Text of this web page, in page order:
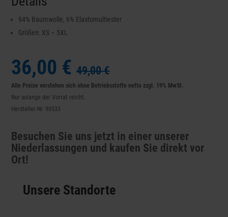
94% Baumwolle, 6% Elastomultiester
Größen: XS – 5XL
36,00 € 49,00 €
Alle Preise verstehen sich ohne Betriebsstoffe netto zzgl. 19% MwSt.
Nur solange der Vorrat reicht.
Hersteller-Nr. 90533
Besuchen Sie uns jetzt in einer unserer
Niederlassungen und kaufen Sie direkt vor
Ort!
Unsere Standorte